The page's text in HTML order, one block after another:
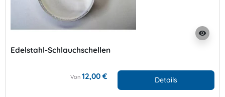
visibility
Edelstahl-Schlauchschellen
Von 12,00 € Details